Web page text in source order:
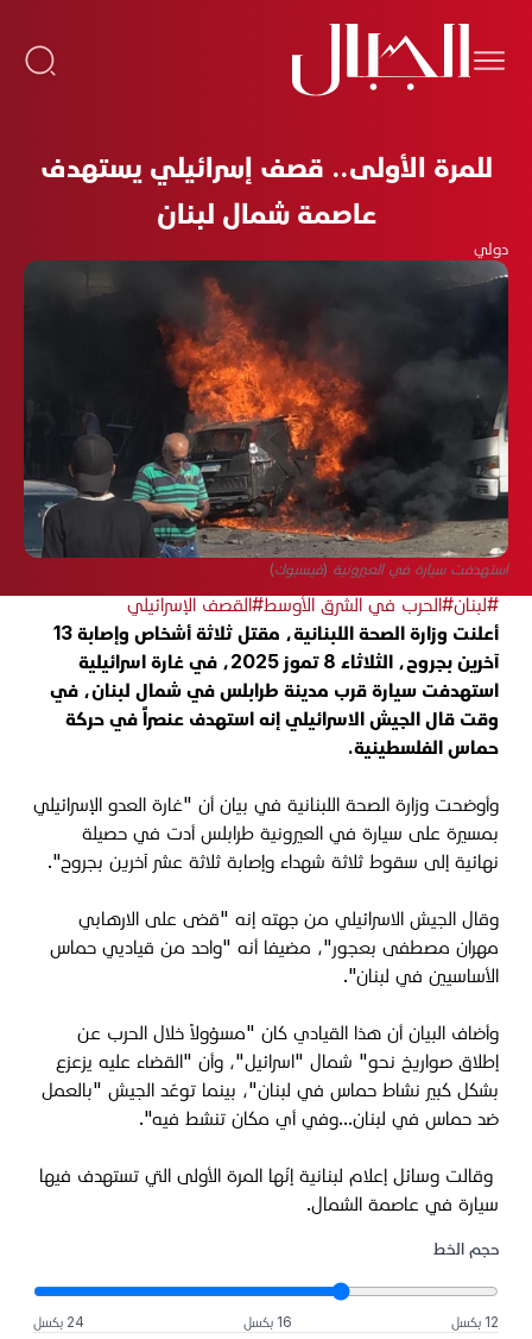
للمرة الأولى.. قصف إسرائيلي يستهدف
عاصمة شمال لبنان
دولي
استهدفت سيارة في العيرونية (فيسبوك)
#لبنان#الحرب في الشرق الأوسط#القصف الإسرائيلي
أعلنت وزارة الصحة اللبنانية، مقتل ثلاثة أشخاص وإصابة 13
آخرين بجروح، الثلاثاء 8 تموز 2025، في غارة اسرائيلية
استهدفت سيارة قرب مدينة طرابلس في شمال لبنان، في
وقت قال الجيش الاسرائيلي إنه استهدف عنصراً في حركة
حماس الفلسطينية.
وأوضحت وزارة الصحة اللبنانية في بيان أن "غارة العدو الإسرائيلي
بمسيرة على سيارة في العيرونية طرابلس أدت في حصيلة
نهائية إلى سقوط ثلاثة شهداء وإصابة ثلاثة عشر آخرين بجروح".
وقال الجيش الاسرائيلي من جهته إنه "قضى على الارهابي
مهران مصطفى بعجور"، مضيفا أنه "واحد من قياديي حماس
الأساسيين في لبنان".
وأضاف البيان أن هذا القيادي كان "مسؤولاً خلال الحرب عن
إطلاق صواريخ نحو" شمال "اسرائيل"، وأن "القضاء عليه يزعزع
بشكل كبير نشاط حماس في لبنان"، بينما توعّد الجيش "بالعمل
ضد حماس في لبنان...وفي أي مكان تنشط فيه".
وقالت وسائل إعلام لبنانية إنّها المرة الأولى التي تستهدف فيها
سيارة في عاصمة الشمال.
حجم الخط
12 بكسل 16 بكسل 24 بكسل